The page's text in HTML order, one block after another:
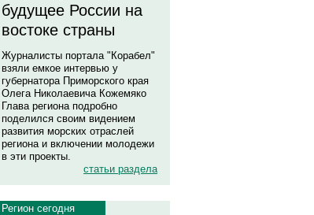
будущее России на
востоке страны
Журналисты портала "Корабел"
взяли емкое интервью у
губернатора Приморского края
Олега Николаевича Кожемяко
Глава региона подробно
поделился своим видением
развития морских отраслей
региона и включении молодежи
в эти проекты.
статьи раздела
Регион сегодня